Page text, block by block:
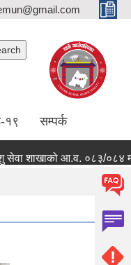
१९ सम्पर्क
शाखाको आ.व. ०८३/०८४ मा